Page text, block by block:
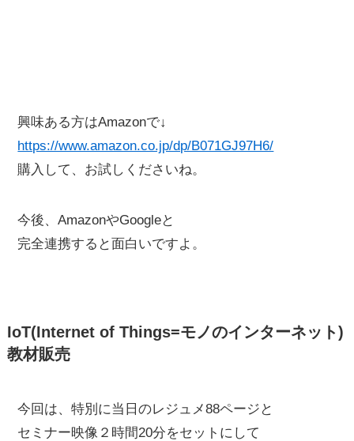
興味ある方はAmazonで↓
https://www.amazon.co.jp/dp/B071GJ97H6/
購入して、お試しくださいね。
今後、AmazonやGoogleと
完全連携すると面白いですよ。
IoT(Internet of Things=モノのインターネット)
教材販売
今回は、特別に当日のレジュメ88ページと
セミナー映像２時間20分をセットにして